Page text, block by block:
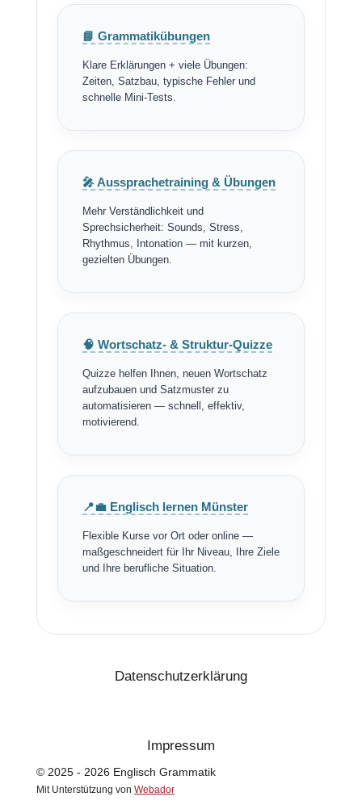
📘 Grammatikübungen
Klare Erklärungen + viele Übungen:
Zeiten, Satzbau, typische Fehler und
schnelle Mini-Tests.
🎤 Aussprachetraining & Übungen
Mehr Verständlichkeit und
Sprechsicherheit: Sounds, Stress,
Rhythmus, Intonation — mit kurzen,
gezielten Übungen.
🧠 Wortschatz- & Struktur-Quizze
Quizze helfen Ihnen, neuen Wortschatz
aufzubauen und Satzmuster zu
automatisieren — schnell, effektiv,
motivierend.
📍💼 Englisch lernen Münster
Flexible Kurse vor Ort oder online —
maßgeschneidert für Ihr Niveau, Ihre Ziele
und Ihre berufliche Situation.
Datenschutzerklärung
Impressum
© 2025 - 2026 Englisch Grammatik
Mit Unterstützung von Webador